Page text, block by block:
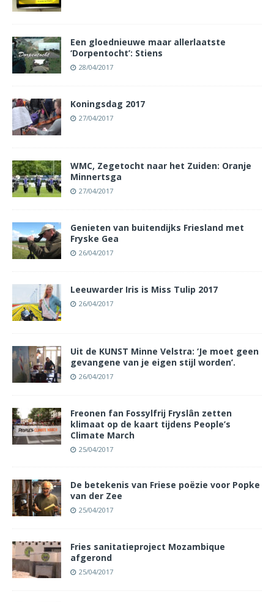
Een gloednieuwe maar allerlaatste
‘Dorpentocht’: Stiens
28/04/2017
Koningsdag 2017
27/04/2017
WMC, Zegetocht naar het Zuiden: Oranje
Minnertsga
27/04/2017
Genieten van buitendijks Friesland met
Fryske Gea
26/04/2017
Leeuwarder Iris is Miss Tulip 2017
26/04/2017
Uit de KUNST Minne Velstra: ‘Je moet geen
gevangene van je eigen stijl worden’.
26/04/2017
Freonen fan Fossylfrij Fryslân zetten
klimaat op de kaart tijdens People’s
Climate March
25/04/2017
De betekenis van Friese poëzie voor Popke
van der Zee
25/04/2017
Fries sanitatieproject Mozambique
afgerond
25/04/2017